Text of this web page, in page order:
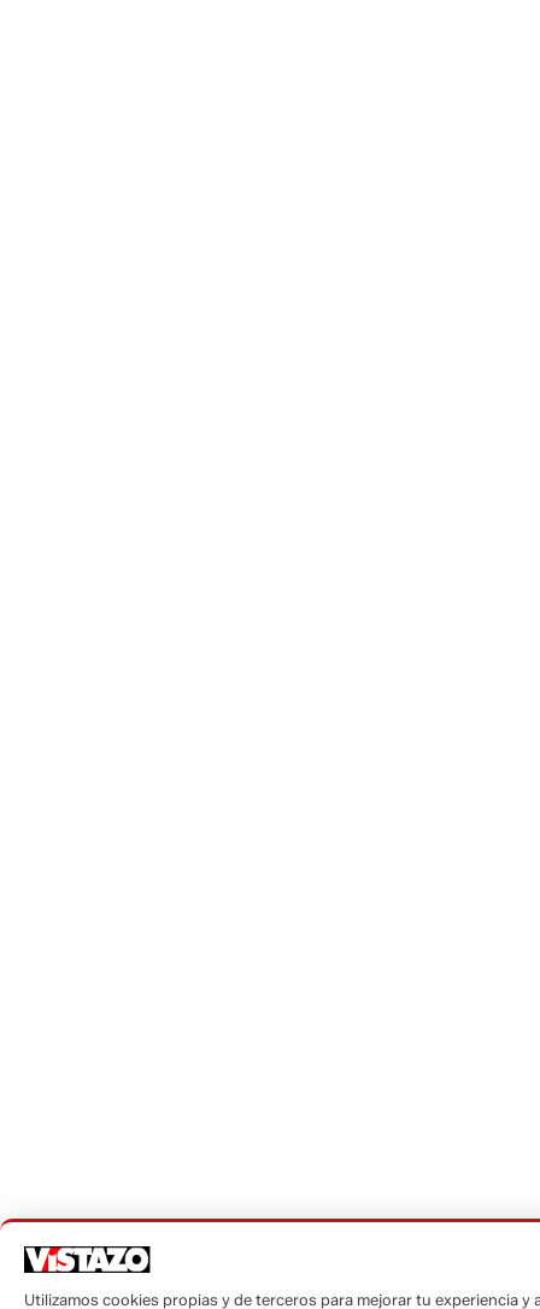
Utilizamos cookies propias y de terceros para mejorar tu experiencia y